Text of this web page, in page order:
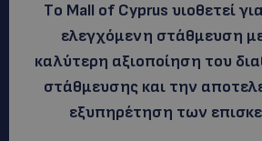
Tο Mall of Cyprus υιοθετεί
ελεγχόμενη στάθμευση
καλύτερη αξιοποίηση του
στάθμευσης και την
εξυπηρέτηση των